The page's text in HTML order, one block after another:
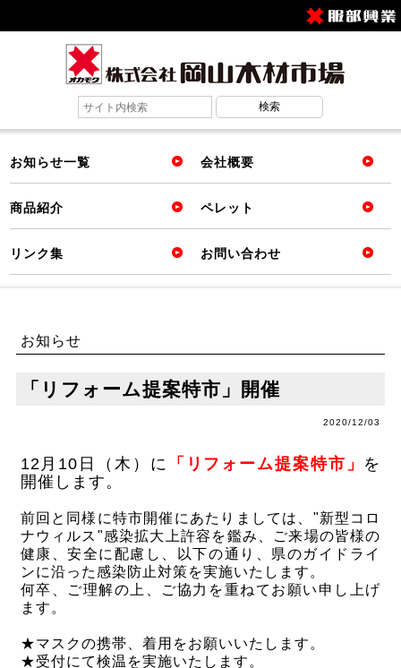
お知らせ一覧 会社概要
商品紹介 ペレット
リンク集 お問い合わせ
お知らせ
「リフォーム提案特市」開催
2020/12/03
12月10日（木）に 「リフォーム提案特市」 を
開催します。
前回と同様に特市開催にあたりましては、"新型コロ
ナウィルス"感染拡大上許容を鑑み、ご来場の皆様の
健康、安全に配慮し、以下の通り、県のガイドライ
ンに沿った感染防止対策を実施いたします。
何卒、ご理解の上、ご協力を重ねてお願い申し上げ
ます。
★マスクの携帯、着用をお願いいたします。
★受付にて検温を実施いたします。